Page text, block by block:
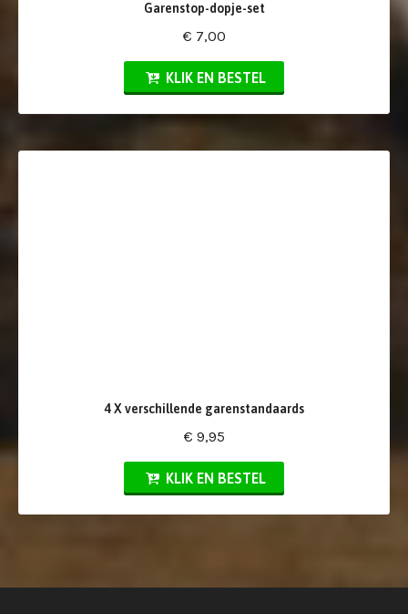
Garenstop-dopje-set
€ 7,00
KLIK EN BESTEL
4 X verschillende garenstandaards
€ 9,95
KLIK EN BESTEL